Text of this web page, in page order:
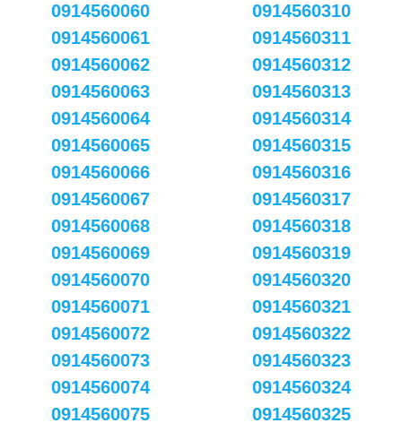
0914560060
0914560061
0914560062
0914560063
0914560064
0914560065
0914560066
0914560067
0914560068
0914560069
0914560070
0914560071
0914560072
0914560073
0914560074
0914560075
0914560310
0914560311
0914560312
0914560313
0914560314
0914560315
0914560316
0914560317
0914560318
0914560319
0914560320
0914560321
0914560322
0914560323
0914560324
0914560325